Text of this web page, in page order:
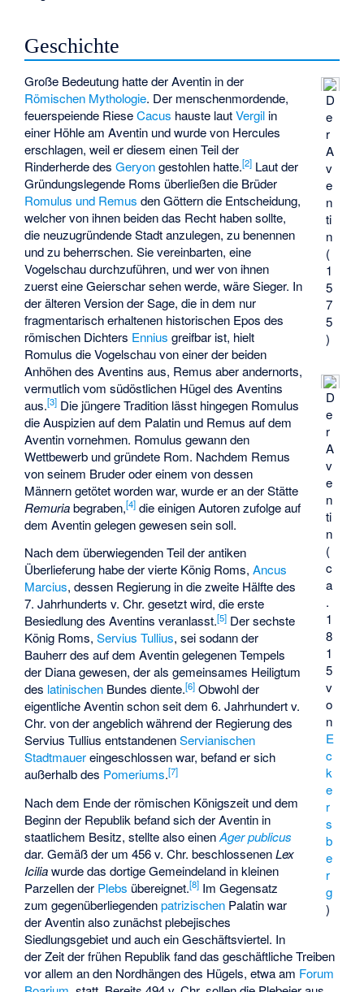
Geschichte
D
e
r
A
v
e
n
ti
n
(
1
5
7
5
)
D
e
r
A
v
e
n
ti
n
(
c
a
.
1
8
1
5
v
o
n
E
c
k
e
r
s
b
e
r
g
)
Große Bedeutung hatte der Aventin in der
Römischen Mythologie. Der menschenmordende,
feuerspeiende RieseCacus hauste lautVergil in
einer Höhle am Aventin und wurde von Hercules
erschlagen, weil er diesem einen Teil der
Rinderherde desGeryongestohlen hatte.[2] Laut der
Gründungslegende Roms überließen die Brüder
Romulus und Remus den Göttern die Entscheidung,
welcher von ihnen beiden das Recht haben sollte,
die neuzugründende Stadt anzulegen, zu benennen
und zu beherrschen. Sie vereinbarten, eine
Vogelschau durchzuführen, und wer von ihnen
zuerst eine Geierschar sehen werde, wäre Sieger. In
der älteren Version der Sage, die in dem nur
fragmentarisch erhaltenen historischen Epos des
römischen Dichters Ennius greifbar ist, hielt
Romulus die Vogelschau von einer der beiden
Anhöhen des Aventins aus, Remus aber andernorts,
vermutlich vom südöstlichen Hügel des Aventins
aus.[3] Die jüngere Tradition lässt hingegen Romulus
die Auspizien auf dem Palatin und Remus auf dem
Aventin vornehmen. Romulus gewann den
Wettbewerb und gründete Rom. Nachdem Remus
von seinem Bruder oder einem von dessen
Männern getötet worden war, wurde er an der Stätte
Remuriabegraben,[4] die einigen Autoren zufolge auf
dem Aventin gelegen gewesen sein soll.
Nach dem überwiegenden Teil der antiken
Überlieferung habe der vierte König Roms,Ancus
Marcius, dessen Regierung in die zweite Hälfte des
7. Jahrhunderts v. Chr. gesetzt wird, die erste
Besiedlung des Aventins veranlasst.[5] Der sechste
König Roms,Servius Tullius, sei sodann der
Bauherr des auf dem Aventin gelegenenTempels
der Dianagewesen, der als gemeinsames Heiligtum
des latinischen Bundes diente.[6] Obwohl der
eigentliche Aventin schon seit dem 6. Jahrhundert v.
Chr. von der angeblich während der Regierung des
Servius Tullius entstandenenServianischen
Stadtmauereingeschlossen war, befand er sich
außerhalb des Pomeriums.[7]
Nach dem Ende der römischen Königszeit und dem
Beginn der Republik befand sich der Aventin in
staatlichem Besitz, stellte also einenAger publicus
dar. Gemäß der um 456 v. Chr. beschlossenenLex
Iciliawurde das dortige Gemeindeland in kleinen
Parzellen der Plebs übereignet.[8] Im Gegensatz
zum gegenüberliegendenpatrizischen Palatin war
der Aventin also zunächst plebejisches
Siedlungsgebiet und auch ein Geschäftsviertel. In
der Zeit der frühen Republik fand das geschäftliche Treiben
vor allem an den Nordhängen des Hügels, etwa am Forum